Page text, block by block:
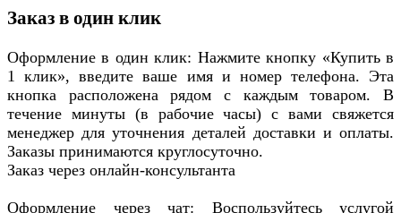
Заказ в один клик
Оформление в один клик: Нажмите кнопку «Купить в
1 клик», введите ваше имя и номер телефона. Эта
кнопка расположена рядом с каждым товаром. В
течение минуты (в рабочие часы) с вами свяжется
менеджер для уточнения деталей доставки и оплаты.
Заказы принимаются круглосуточно.
Заказ через онлайн-консультанта
Оформление через чат: Воспользуйтесь услугой